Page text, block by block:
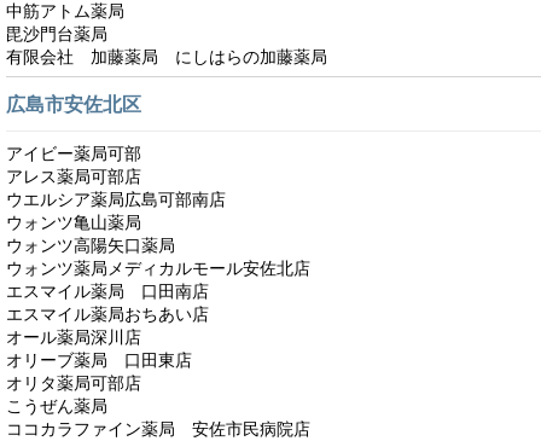
中筋アトム薬局
毘沙門台薬局
有限会社 加藤薬局 にしはらの加藤薬局
広島市安佐北区
アイビー薬局可部
アレス薬局可部店
ウエルシア薬局広島可部南店
ウォンツ亀山薬局
ウォンツ高陽矢口薬局
ウォンツ薬局メディカルモール安佐北店
エスマイル薬局 口田南店
エスマイル薬局おちあい店
オール薬局深川店
オリーブ薬局 口田東店
オリタ薬局可部店
こうぜん薬局
ココカラファイン薬局 安佐市民病院店